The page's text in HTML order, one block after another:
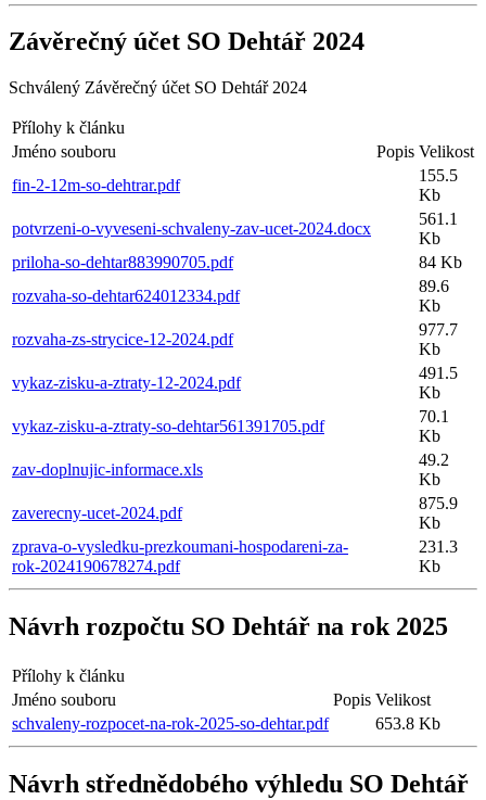
Závěrečný účet SO Dehtář 2024
Schválený Závěrečný účet SO Dehtář 2024
Přílohy k článku
Jméno souboru
Popis Velikost
fin-2-12m-so-dehtrar.pdf
155.5
Kb
potvrzeni-o-vyveseni-schvaleny-zav-ucet-2024.docx
561.1
Kb
priloha-so-dehtar883990705.pdf
84 Kb
rozvaha-so-dehtar624012334.pdf
89.6
Kb
rozvaha-zs-strycice-12-2024.pdf
977.7
Kb
vykaz-zisku-a-ztraty-12-2024.pdf
491.5
Kb
vykaz-zisku-a-ztraty-so-dehtar561391705.pdf
70.1
Kb
zav-doplnujic-informace.xls
49.2
Kb
zaverecny-ucet-2024.pdf
875.9
Kb
zprava-o-vysledku-prezkoumani-hospodareni-za-
rok-2024190678274.pdf
231.3
Kb
Návrh rozpočtu SO Dehtář na rok 2025
Přílohy k článku
Jméno souboru
Popis Velikost
schvaleny-rozpocet-na-rok-2025-so-dehtar.pdf
653.8 Kb
Návrh střednědobého výhledu SO Dehtář